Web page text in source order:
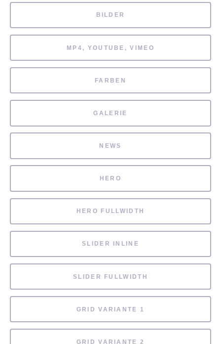
BILDER
MP4, YOUTUBE, VIMEO
FARBEN
GALERIE
NEWS
HERO
HERO FULLWIDTH
SLIDER INLINE
SLIDER FULLWIDTH
GRID VARIANTE 1
GRID VARIANTE 2